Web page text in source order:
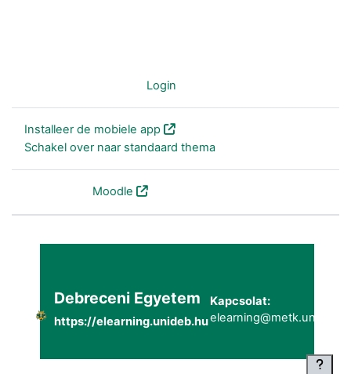
Login
Installeer de mobiele app
Schakel over naar standaard thema
Moodle
Debreceni Egyetem
https://elearning.unideb.hu
Kapcsolat: